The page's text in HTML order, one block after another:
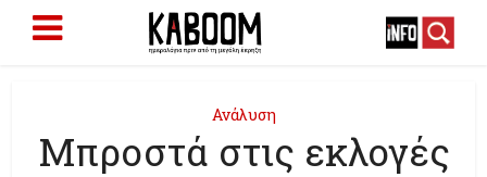
Ανάλυση
Μπροστά στις εκλογές